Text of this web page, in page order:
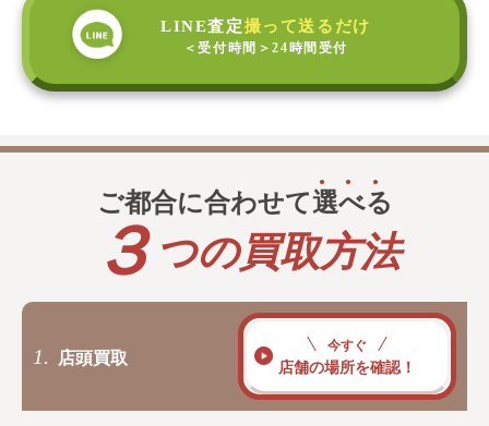
LINE査定撮って送るだけ
＜受付時間＞24時間受付
ご都合に合わせて選べる
３ つの買取方法
1. 店頭買取
今すぐ
店舗の場所を確認！